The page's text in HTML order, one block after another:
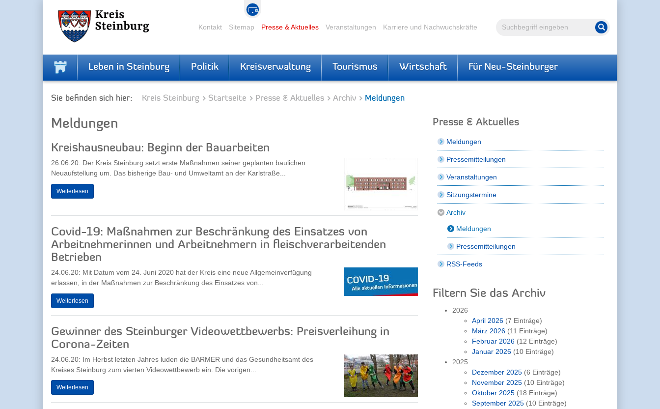
Volltextsuche Suche starten
Kontakt Sitemap Presse & Aktuelles Veranstaltungen Karriere und Nachwuchskräfte
Leben in Steinburg Politik Kreisverwaltung Tourismus Wirtschaft Für Neu-Steinburger
Sie befinden sich hier: Kreis Steinburg Startseite Presse & Aktuelles Archiv Meldungen
Meldungen
Kreishausneubau: Beginn der Bauarbeiten
26.06.20: Der Kreis Steinburg setzt erste Maßnahmen seiner geplanten baulichen
Neuaufstellung um. Das bisherige Bau- und Umweltamt an der Karlstraße...
Weiterlesen
Covid-19: Maßnahmen zur Beschränkung des Einsatzes von
Arbeitnehmerinnen und Arbeitnehmern in fleischverarbeitenden
Betrieben
24.06.20: Mit Datum vom 24. Juni 2020 hat der Kreis eine neue Allgemeinverfügung
erlassen, in der Maßnahmen zur Beschränkung des Einsatzes von...
Weiterlesen
Gewinner des Steinburger Videowettbewerbs: Preisverleihung in
Corona-Zeiten
24.06.20: Im Herbst letzten Jahres luden die BARMER und das Gesundheitsamt des
Kreises Steinburg zum vierten Videowettbewerb ein. Die vorigen...
Weiterlesen
Presse & Aktuelles
Meldungen
Pressemitteilungen
Veranstaltungen
Sitzungstermine
Archiv
Meldungen
Pressemitteilungen
RSS-Feeds
Filtern Sie das Archiv
2026
April 2026 (7 Einträge)
März 2026 (11 Einträge)
Februar 2026 (12 Einträge)
Januar 2026 (10 Einträge)
2025
Dezember 2025 (6 Einträge)
November 2025 (10 Einträge)
Oktober 2025 (18 Einträge)
September 2025 (10 Einträge)